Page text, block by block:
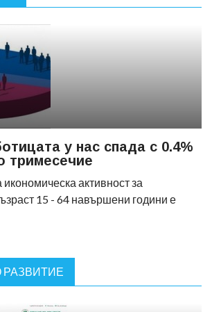
у нас спада с 0.4%
тримесечие
активност за
15 - 64 навършени години е